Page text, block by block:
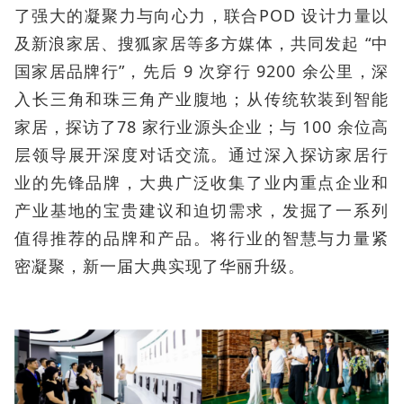
了强大的凝聚力与向心力，联合POD 设计力量以
及新浪家居、搜狐家居等多方媒体，共同发起 “中
国家居品牌行”，先后 9 次穿行 9200 余公里，深
入长三角和珠三角产业腹地；从传统软装到智能
家居，探访了78 家行业源头企业；与 100 余位高
层领导展开深度对话交流。通过深入探访家居行
业的先锋品牌，大典广泛收集了业内重点企业和
产业基地的宝贵建议和迫切需求，发掘了一系列
值得推荐的品牌和产品。将行业的智慧与力量紧
密凝聚，新一届大典实现了华丽升级。